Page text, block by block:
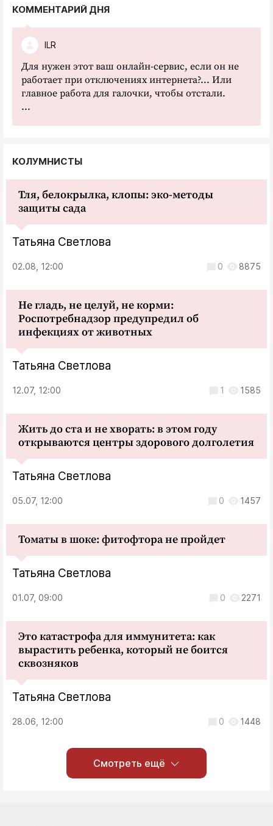
КОММЕНТАРИЙ ДНЯ
ILR
Для нужен этот ваш онлайн-сервис, если он не
работает при отключениях интернета?... Или
главное работа для галочки, чтобы отстали.
...
КОЛУМНИСТЫ
Тля, белокрылка, клопы: эко-методы
защиты сада
Татьяна Светлова
02.08, 12:00 0 8875
Не гладь, не целуй, не корми:
Роспотребнадзор предупредил об
инфекциях от животных
Татьяна Светлова
12.07, 12:00 1 1585
Жить до ста и не хворать: в этом году
открываются центры здорового долголетия
Татьяна Светлова
05.07, 12:00 0 1457
Томаты в шоке: фитофтора не пройдет
Татьяна Светлова
01.07, 09:00 0 2271
Это катастрофа для иммунитета: как
вырастить ребенка, который не боится
сквозняков
Татьяна Светлова
28.06, 12:00 0 1448
Смотреть ещё